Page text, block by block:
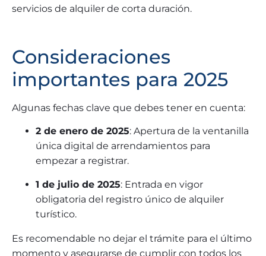
servicios de alquiler de corta duración.
Consideraciones
importantes para 2025
Algunas fechas clave que debes tener en cuenta:
2 de enero de 2025: Apertura de la ventanilla
única digital de arrendamientos para
empezar a registrar.
1 de julio de 2025: Entrada en vigor
obligatoria del registro único de alquiler
turístico.
Es recomendable no dejar el trámite para el último
momento y asegurarse de cumplir con todos los